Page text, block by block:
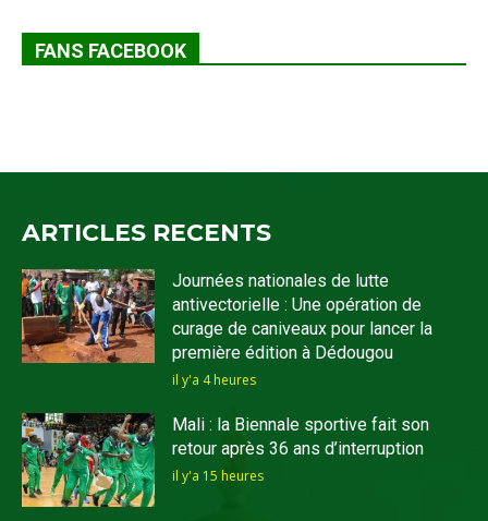
FANS FACEBOOK
ARTICLES RECENTS
Journées nationales de lutte
antivectorielle : Une opération de
curage de caniveaux pour lancer la
première édition à Dédougou
il y'a 4 heures
Mali : la Biennale sportive fait son
retour après 36 ans d’interruption
il y'a 15 heures